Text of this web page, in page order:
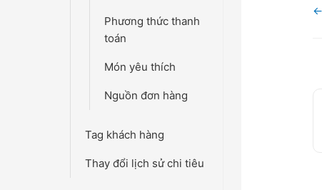
Phương thức thanh
toán
Món yêu thích
Nguồn đơn hàng
Tag khách hàng
Thay đổi lịch sử chi tiêu
←